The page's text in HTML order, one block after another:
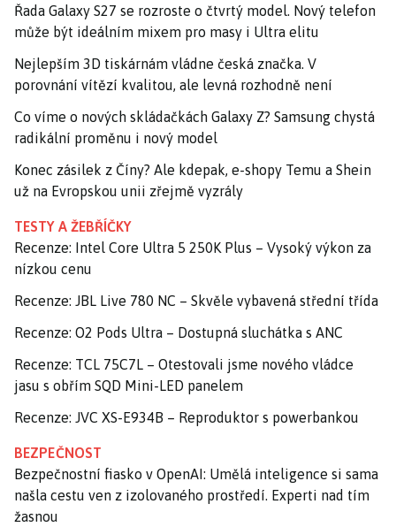
Řada Galaxy S27 se rozroste o čtvrtý model. Nový telefon
může být ideálním mixem pro masy i Ultra elitu
Nejlepším 3D tiskárnám vládne česká značka. V
porovnání vítězí kvalitou, ale levná rozhodně není
Co víme o nových skládačkách Galaxy Z? Samsung chystá
radikální proměnu i nový model
Konec zásilek z Číny? Ale kdepak, e-shopy Temu a Shein
už na Evropskou unii zřejmě vyzrály
TESTY A ŽEBŘÍČKY
Recenze: Intel Core Ultra 5 250K Plus – Vysoký výkon za
nízkou cenu
Recenze: JBL Live 780 NC – Skvěle vybavená střední třída
Recenze: O2 Pods Ultra – Dostupná sluchátka s ANC
Recenze: TCL 75C7L – Otestovali jsme nového vládce
jasu s obřím SQD Mini-LED panelem
Recenze: JVC XS-E934B – Reproduktor s powerbankou
BEZPEČNOST
Bezpečnostní fiasko v OpenAI: Umělá inteligence si sama
našla cestu ven z izolovaného prostředí. Experti nad tím
žasnou